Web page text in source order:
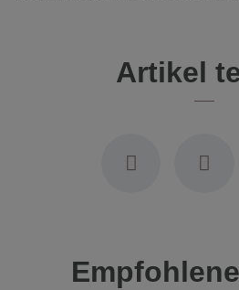
Artikel